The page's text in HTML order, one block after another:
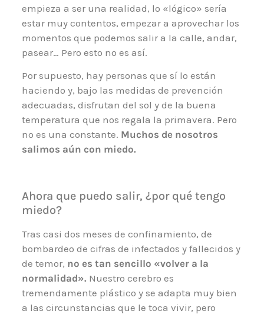
empieza a ser una realidad, lo «lógico» sería
estar muy contentos, empezar a aprovechar los
momentos que podemos salir a la calle, andar,
pasear… Pero esto no es así.
Por supuesto, hay personas que sí lo están
haciendo y, bajo las medidas de prevención
adecuadas, disfrutan del sol y de la buena
temperatura que nos regala la primavera. Pero
no es una constante. Muchos de nosotros
salimos aún con miedo.
Ahora que puedo salir, ¿por qué tengo
miedo?
Tras casi dos meses de confinamiento, de
bombardeo de cifras de infectados y fallecidos y
de temor, no es tan sencillo «volver a la
normalidad». Nuestro cerebro es
tremendamente plástico y se adapta muy bien
a las circunstancias que le toca vivir, pero